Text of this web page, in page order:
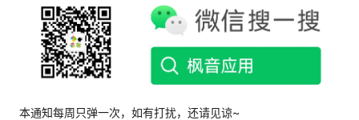
2025年2月10日
本通知每周只弹一次，如有打扰，还请见谅~